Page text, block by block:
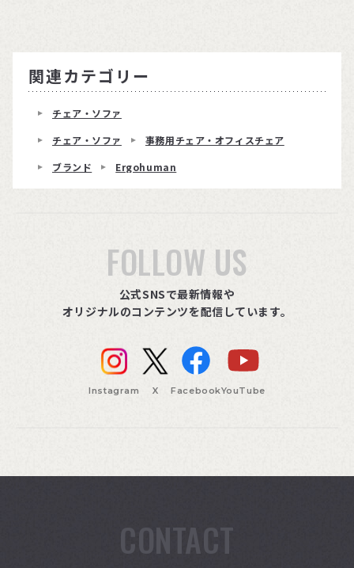
関連カテゴリー
チェア・ソファ
チェア・ソファ
事務用チェア・オフィスチェア
ブランド
Ergohuman
FOLLOW US
公式SNSで最新情報や
オリジナルのコンテンツを配信しています。
Instagram X FacebookYouTube
CONTACT